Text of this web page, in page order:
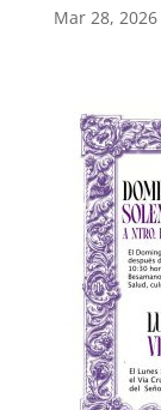
Mar 28, 2026